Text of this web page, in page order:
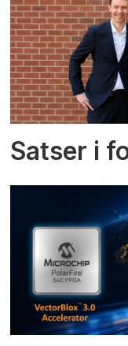
Satser i